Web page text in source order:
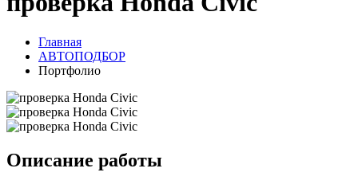
Главная
АВТОПОДБОР
Портфолио
Описание работы